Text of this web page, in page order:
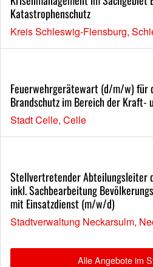
Katastrophenschutz
Kreis Schleswig-Flensburg,
Feuerwehrgerätewart (d/m/w) für
Brandschutz im Bereich der
Stadt Celle, Celle
Stellvertretender Abteilungsleiter
inkl. Sachbearbeitung
mit Einsatzdienst (m/w/d)
Stadtverwaltung Neckarsulm,
Alle Angebote im